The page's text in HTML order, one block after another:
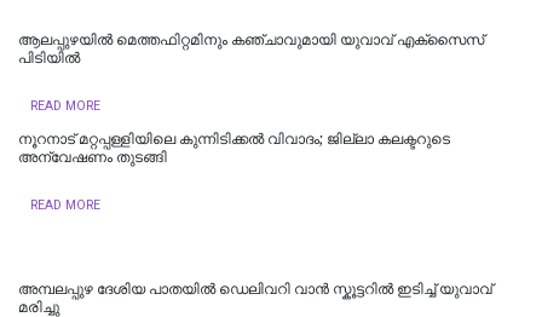
ആലപ്പുഴയിൽ മെത്തഫിറ്റമിനും കഞ്ചാവുമായി യുവാവ് എക്‌സൈസ്
പിടിയിൽ
READ MORE
നൂറനാട് മറ്റപ്പള്ളിയിലെ കുന്നിടിക്കല്‍ വിവാദം; ജില്ലാ കലക്ടറുടെ
അന്വേഷണം തുടങ്ങി
READ MORE
അമ്പലപ്പുഴ ദേശിയ പാതയിൽ ഡെലിവറി വാൻ സ്കൂട്ടറിൽ ഇടിച്ച് യുവാവ്
മരിച്ചു